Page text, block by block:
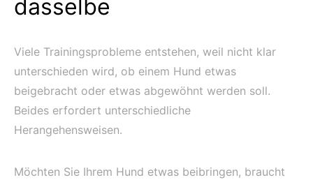
dasselbe
Viele Trainingsprobleme entstehen, weil nicht klar
unterschieden wird, ob einem Hund etwas
beigebracht oder etwas abgewöhnt werden soll.
Beides erfordert unterschiedliche
Herangehensweisen.
Möchten Sie Ihrem Hund etwas beibringen, braucht